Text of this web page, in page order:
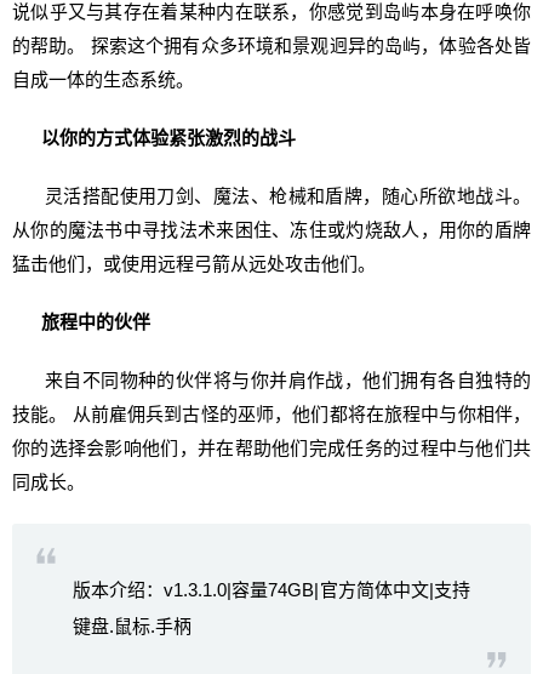
说似乎又与其存在着某种内在联系，你感觉到岛屿本身在呼唤你
的帮助。 探索这个拥有众多环境和景观迥异的岛屿，体验各处皆
自成一体的生态系统。
以你的方式体验紧张激烈的战斗
灵活搭配使用刀剑、魔法、枪械和盾牌，随心所欲地战斗。
从你的魔法书中寻找法术来困住、冻住或灼烧敌人，用你的盾牌
猛击他们，或使用远程弓箭从远处攻击他们。
旅程中的伙伴
来自不同物种的伙伴将与你并肩作战，他们拥有各自独特的
技能。 从前雇佣兵到古怪的巫师，他们都将在旅程中与你相伴，
你的选择会影响他们，并在帮助他们完成任务的过程中与他们共
同成长。
版本介绍：v1.3.1.0|容量74GB|官方简体中文|支持
键盘.鼠标.手柄